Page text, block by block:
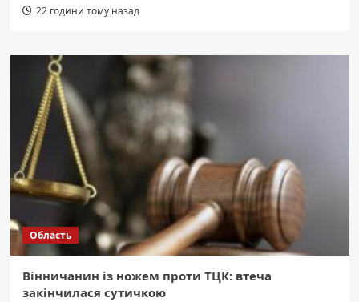
22 години тому назад
Область
Вінничанин із ножем проти ТЦК: втеча
закінчилася сутичкою